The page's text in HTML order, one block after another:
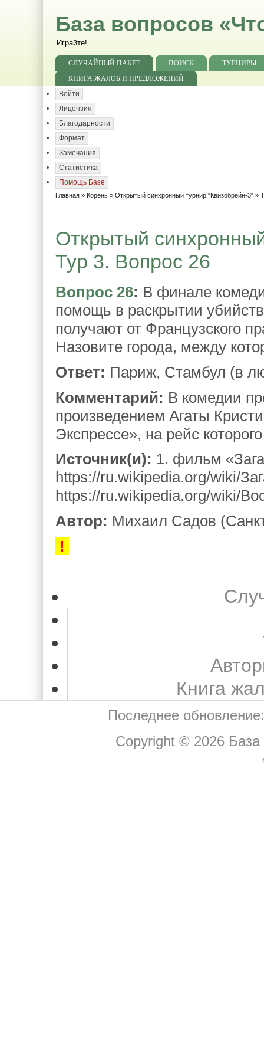
База вопросов
Играйте!
СЛУЧАЙНЫЙ ПАКЕТ ПОИСК
ТУРНИРЫ
КНИГА ЖАЛОБ И ПРЕДЛОЖЕНИЙ
Войти
Лицензия
Благодарности
Формат
Замечания
Статистика
Помощь Базе
Главная » Корень » Открытый синхронный турнир "Квизобрейн-3" »
Открытый
Тур 3. Вопрос 26
Вопрос 26: В финале
помощь в раскрытии
получают от Французского
Назовите города, между
Ответ: Париж, Стамбул (в
Комментарий: В комедии
произведением Агаты
Экспрессе», на рейс
Источник(и): 1. фильм
https://ru.wikipedia.org/wiki/
https://ru.wikipedia.org/wiki/
Автор: Михаил Садов
!
Книга
Последнее
Copyright © 2026 База